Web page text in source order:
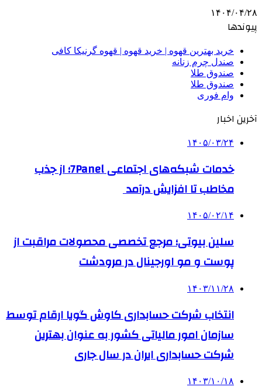
۱۴۰۴/۰۴/۲۸
پیوندها
خرید بهترین قهوه | خرید قهوه | قهوه گرنیکا کافی
صندل چرم زنانه
صندوق طلا
صندوق طلا
وام فوری
آخرین اخبار
۱۴۰۵/۰۳/۲۴
خدمات شبکه‌های اجتماعی 7Panel؛ از جذب
مخاطب تا افزایش درآمد
۱۴۰۵/۰۲/۱۴
سلین بیوتی؛ مرجع تخصصی محصولات مراقبت از
پوست و مو اورجینال در مرودشت
۱۴۰۳/۱۱/۲۸
انتخاب شرکت حسابداری کاوش گویا ارقام توسط
سازمان امور مالیاتی کشور به عنوان بهترین
شرکت حسابداری ایران در سال جاری
۱۴۰۳/۱۰/۱۸